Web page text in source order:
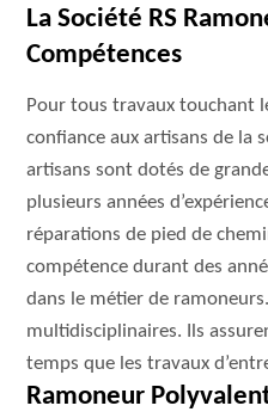
La Société RS
Compétences
Pour tous travaux touchant
confiance aux artisans de la
artisans sont dotés de
plusieurs années
réparations de pied de
compétence durant des
dans le métier de
multidisciplinaires. Ils
temps que les travaux
Ramoneur